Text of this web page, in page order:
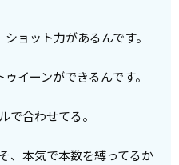
ョット力があるんです。
イーンができるんです。
で合わせてる。
、本気で本数を縛ってるか